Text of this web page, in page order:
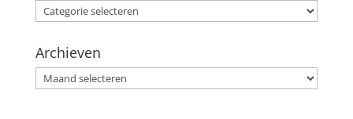
Categorieën
Archieven
Archieven